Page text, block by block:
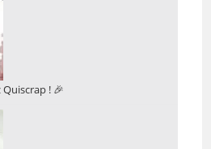
! 🎉